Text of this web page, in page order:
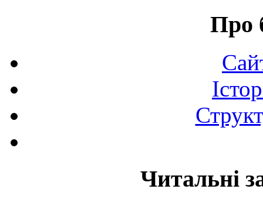
Про
Читальні